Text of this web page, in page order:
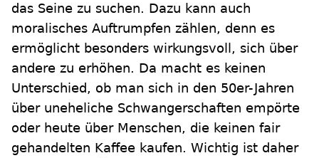
das Seine zu suchen. Dazu kann auch
moralisches Auftrumpfen zählen, denn es
ermöglicht besonders wirkungsvoll, sich über
andere zu erhöhen. Da macht es keinen
Unterschied, ob man sich in den 50er-Jahren
über uneheliche Schwangerschaften empörte
oder heute über Menschen, die keinen fair
gehandelten Kaffee kaufen. Wichtig ist daher